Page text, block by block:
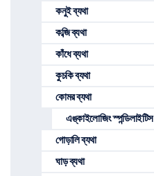
কনুই ব্যথা
কব্জি ব্যথা
কাঁধে ব্যথা
কুচকি ব্যথা
কোমর ব্যথা
এঙ্কাইলোজিং স্পন্ডিলাইটিস
গোড়ালি ব্যথা
ঘাড় ব্যথা